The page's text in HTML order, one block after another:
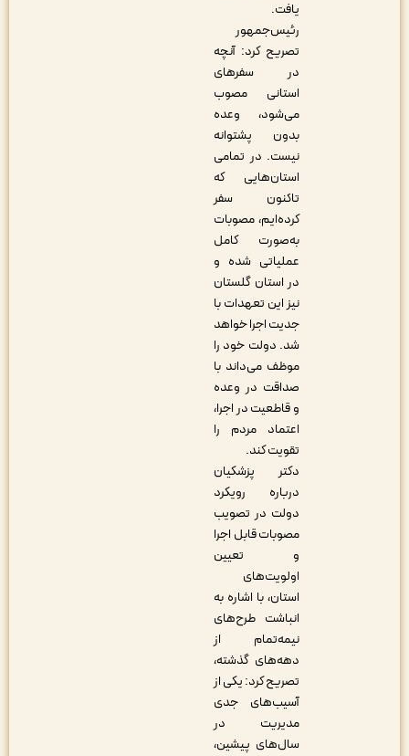
رئیس‌جمهور
تصریح کرد: آنچه
در سفرهای
استانی مصوب
می‌شود، وعده
بدون پشتوانه
نیست. در تمامی
استان‌هایی که
تاکنون سفر
کرده‌ایم، مصوبات
به‌صورت کامل
عملیاتی شده و
در استان گلستان
نیز این تعهدات با
جدیت اجرا خواهد
شد. دولت خود را
موظف می‌داند با
صداقت در وعده
و قاطعیت در اجرا،
اعتماد مردم را
تقویت کند.
دکتر پزشکیان
درباره رویکرد
دولت در تصویب
مصوبات قابل اجرا
و تعیین
اولویت‌های
استان، با اشاره به
انباشت طرح‌های
نیمه‌تمام از
دهه‌های گذشته،
تصریح کرد: یکی از
آسیب‌های جدی
مدیریت در
سال‌های پیشین،